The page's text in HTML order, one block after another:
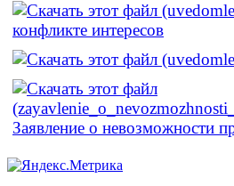
конфликте интересов
Заявление о невозможности